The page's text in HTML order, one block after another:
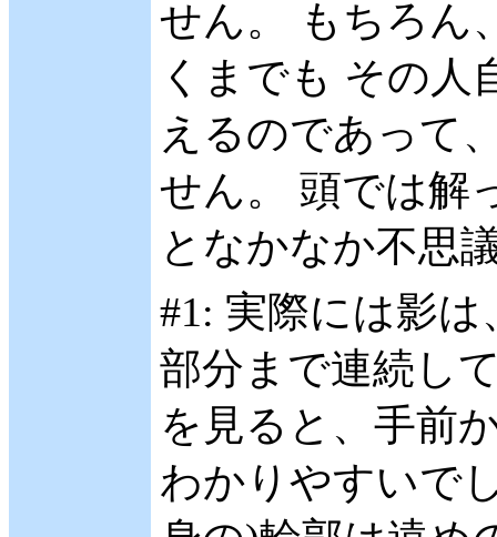
せん。 もちろん
くまでも その人
えるのであって
せん。 頭では解
となかなか不思
#1: 実際には影
部分まで連続し
を見ると、手前
わかりやすいで